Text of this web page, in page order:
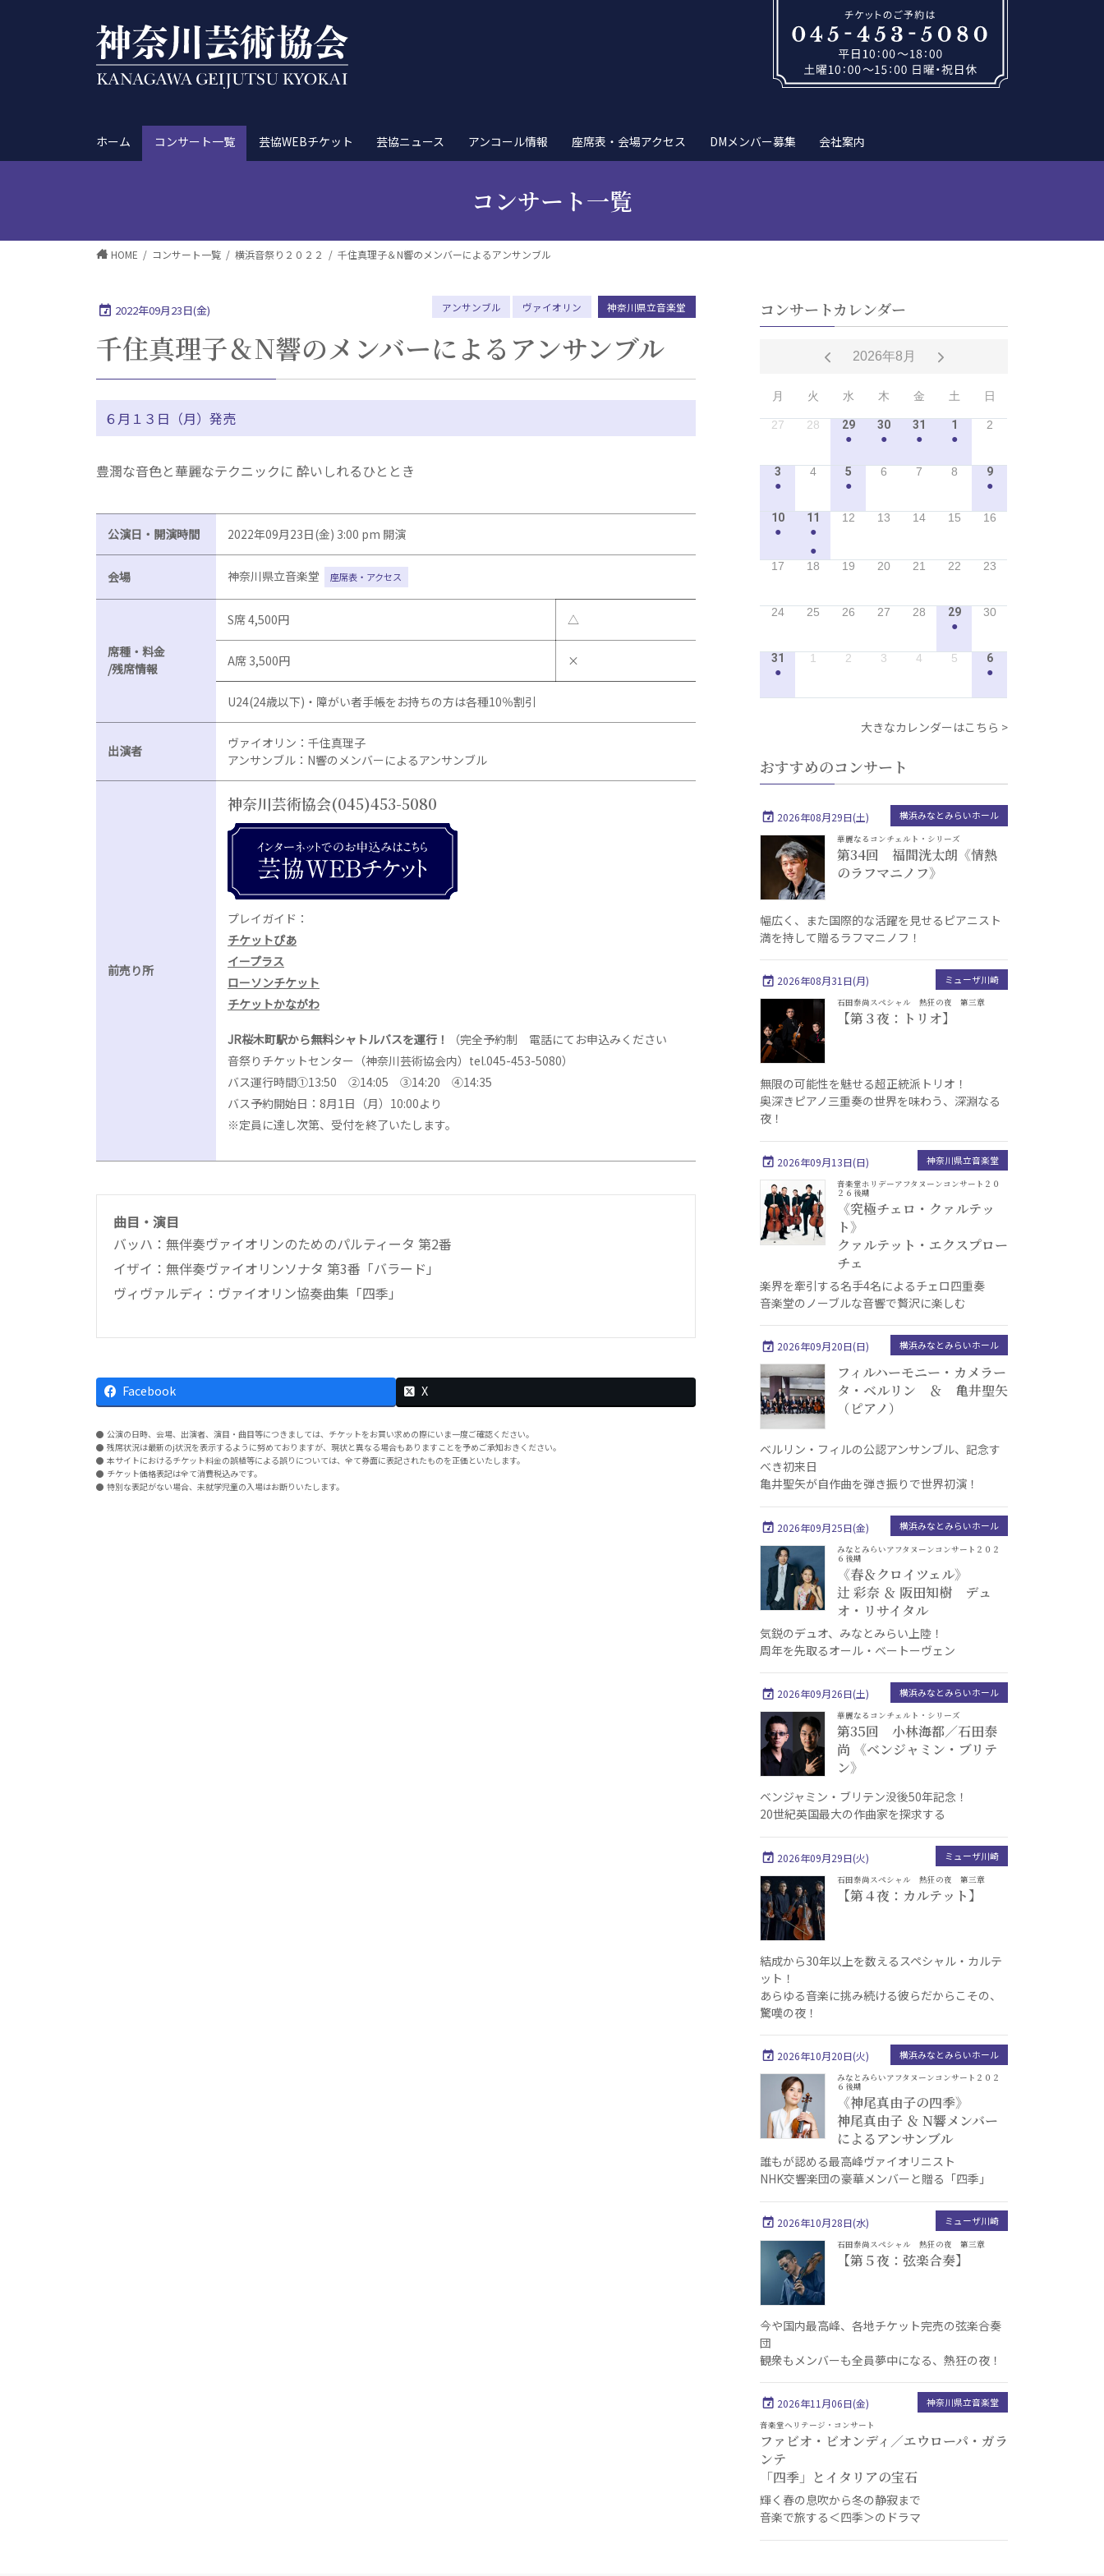
ホーム コンサート一覧 芸協WEBチケット 芸協ニュース アンコール情報 座席表・会場アクセス DMメンバー募集 会社案内
コンサート一覧
HOME コンサート一覧 横浜音祭り２０２２ 千住真理子＆N響のメンバーによるアンサンブル
2022年09月23日(金) 神奈川県立音楽堂
アンサンブル ヴァイオリン
千住真理子＆N響のメンバーによるアンサンブル
６月１３日（月）発売
豊潤な音色と華麗なテクニックに 酔いしれるひととき
公演日・開演時間 2022年09月23日(金) 3:00 pm 開演
会場 神奈川県立音楽堂 座席表・アクセス
席種・料金
/残席情報
S席 4,500円 △
A席 3,500円 ×
U24(24歳以下)・障がい者手帳をお持ちの方は各種10％割引
出演者
ヴァイオリン：千住真理子
アンサンブル：N響のメンバーによるアンサンブル
前売り所
神奈川芸術協会(045)453-5080
プレイガイド：
チケットぴあ
イープラス
ローソンチケット
チケットかながわ
JR桜木町駅から無料シャトルバスを運行！
（完全予約制 電話にてお申込みください
音祭りチケットセンター（神奈川芸術協会内）tel.045-453-5080）
バス運行時間①13:50 ②14:05 ③14:20 ④14:35
バス予約開始日：8月1日（月）10:00より
※定員に達し次第、受付を終了いたします。
曲目・演目
バッハ：無伴奏ヴァイオリンのためのパルティータ 第2番
イザイ：無伴奏ヴァイオリンソナタ 第3番「バラード」
ヴィヴァルディ：ヴァイオリン協奏曲集「四季」
Facebook X
公演の日時、会場、出演者、演目・曲目等につきましては、チケットをお買い求めの際にいま一度ご確認ください。
残席状況は最新のj状況を表示するように努めておりますが、現状と異なる場合もありますことを予めご承知おきください。
本サイトにおけるチケット料金の誤植等による誤りについては、全て券面に表記されたものを正価といたします。
チケット価格表記は全て消費税込みです。
特別な表記がない場合、未就学児童の入場はお断りいたします。
コンサートカレンダー
2026年8月
月 火 水 木 金 土 日
27 28 29 30 31 1 2
● ● ● ●
3 4 5 6 7 8 9
● ● ●
10 11 12 13 14 15 16
●
●
●
17 18 19 20 21 22 23
24 25 26 27 28 29 30
●
31 1 2 3 4 5 6
● ●
大きなカレンダーはこちら
おすすめのコンサート
2026年08月29日(土) 横浜みなとみらいホール
華麗なるコンチェルト・シリーズ
第34回 福間洸太朗《情熱
のラフマニノフ》
幅広く、また国際的な活躍を見せるピアニスト
満を持して贈るラフマニノフ！
2026年08月31日(月) ミューザ川崎
石田泰尚スペシャル 熱狂の夜 第三章
【第３夜：トリオ】
無限の可能性を魅せる超正統派トリオ！
奥深きピアノ三重奏の世界を味わう、深淵なる
夜！
2026年09月13日(日) 神奈川県立音楽堂
音楽堂ホリデーアフタヌーンコンサート２０
２６後期
《究極チェロ・クァルテッ
ト》
クァルテット・エクスプロー
チェ
楽界を牽引する名手4名によるチェロ四重奏
音楽堂のノーブルな音響で贅沢に楽しむ
2026年09月20日(日) 横浜みなとみらいホール
フィルハーモニー・カメラー
タ・ベルリン ＆ 亀井聖矢
（ピアノ）
ベルリン・フィルの公認アンサンブル、記念す
べき初来日
亀井聖矢が自作曲を弾き振りで世界初演！
2026年09月25日(金) 横浜みなとみらいホール
みなとみらいアフタヌーンコンサート２０２
６後期
《春＆クロイツェル》
辻 彩奈 ＆ 阪田知樹 デュ
オ・リサイタル
気鋭のデュオ、みなとみらい上陸！
周年を先取るオール・ベートーヴェン
2026年09月26日(土) 横浜みなとみらいホール
華麗なるコンチェルト・シリーズ
第35回 小林海都／石田泰
尚 《ベンジャミン・ブリテ
ン》
ベンジャミン・ブリテン没後50年記念！
20世紀英国最大の作曲家を探求する
2026年09月29日(火) ミューザ川崎
石田泰尚スペシャル 熱狂の夜 第三章
【第４夜：カルテット】
結成から30年以上を数えるスペシャル・カルテ
ット！
あらゆる音楽に挑み続ける彼らだからこその、
驚嘆の夜！
2026年10月20日(火) 横浜みなとみらいホール
みなとみらいアフタヌーンコンサート２０２
６後期
《神尾真由子の四季》
神尾真由子 ＆ N響メンバー
によるアンサンブル
誰もが認める最高峰ヴァイオリニスト
NHK交響楽団の豪華メンバーと贈る「四季」
2026年10月28日(水) ミューザ川崎
石田泰尚スペシャル 熱狂の夜 第三章
【第５夜：弦楽合奏】
今や国内最高峰、各地チケット完売の弦楽合奏
団
観衆もメンバーも全員夢中になる、熱狂の夜！
2026年11月06日(金) 神奈川県立音楽堂
音楽堂ヘリテージ・コンサート
ファビオ・ビオンディ／エウローパ・ガラ
ンテ
「四季」とイタリアの宝石
輝く春の息吹から冬の静寂まで
音楽で旅する＜四季＞のドラマ